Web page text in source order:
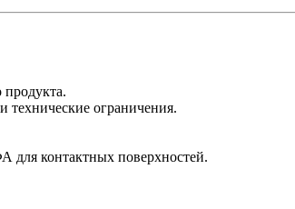
продукта.
технические ограничения.
для контактных поверхностей.